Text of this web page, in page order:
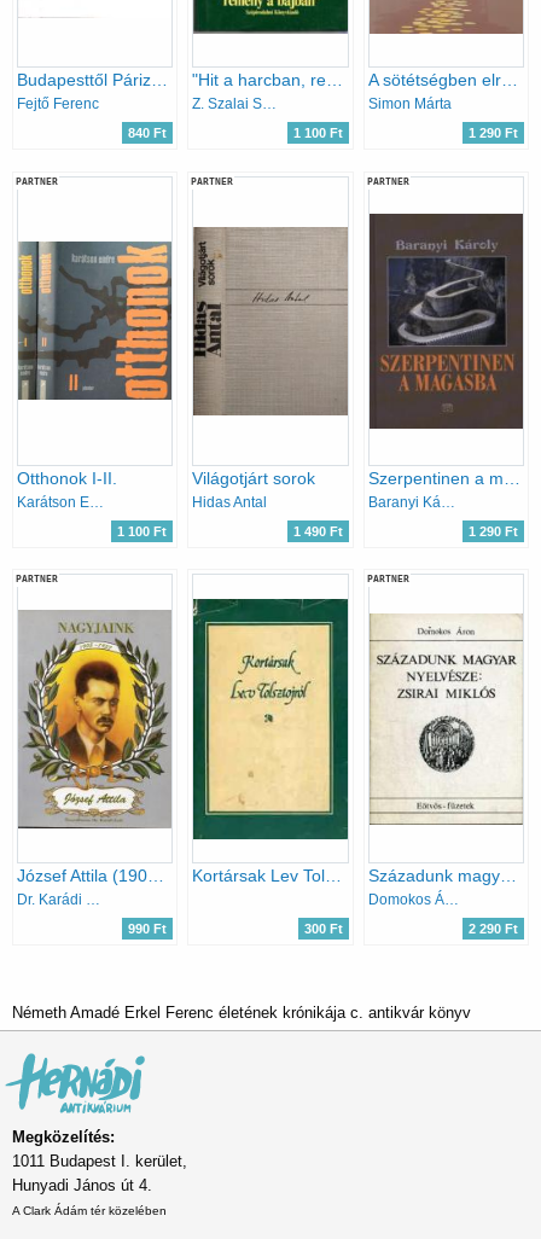
Fejtő Ferenc
840 Ft
Z. Szalai Sándor
1 100 Ft
A sötétségben elrejtett kincsek
Simon Márta
1 290 Ft
PARTNER
Otthonok I-II.
1 100 Ft
PARTNER
Világotjárt sorok
Hidas Antal
1 490 Ft
PARTNER
1 290 Ft
PARTNER
József Attila (1905-1937) Nagyjaink
Dr. Karádi Zsolt
990 Ft
Kortársak Lev Tolsztojról
300 Ft
PARTNER
Századunk magyar nyelvésze: Zsirai Miklós (1892-1955)
Domokos Áron
2 290 Ft
Németh Amadé Erkel Ferenc életének krónikája c. antikvár könyv
Megközelítés:
1011 Budapest I. kerület,
Hunyadi János út 4.
A Clark Ádám tér közelében